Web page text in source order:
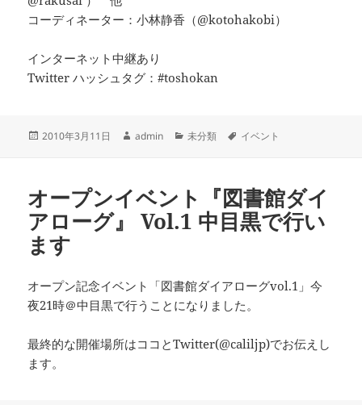
コーディネーター：小林静香（@kotohakobi）
インターネット中継あり
Twitter ハッシュタグ：#toshokan
投
2010年3月11日
作
admin
カ
ー
未分類
タ
イベント
オープンイベント『図書館ダイ
アローグ』 Vol.1 中目黒で行い
ます
オープン記念イベント「図書館ダイアローグvol.1」今
夜21時＠中目黒で行うことになりました。
最終的な開催場所はココとTwitter(@caliljp)でお伝えし
ます。